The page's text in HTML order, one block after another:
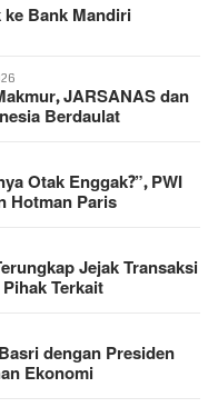
Bank Mandiri
JARSANAS dan
Berdaulat
Otak Enggak?”, PWI
Hotman Paris
Jejak Transaksi
Terkait
dengan Presiden
Ekonomi